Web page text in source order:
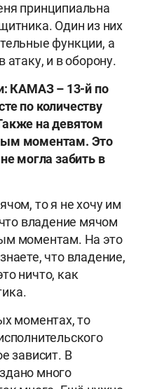
принципиальна
Один из них
функции, а
атаку, и в оборону.
КАМАЗ – 13-й по
по количеству
на девятом
моментам. Это
могла забить в
то я не хочу им
владение мячом
моментам. На это
что владение,
ничто, как
моментах, то
зависит. В
много